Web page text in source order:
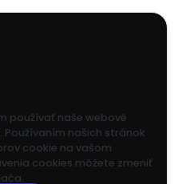
používať naše webové
Používaním našich stránok
cookie na vašom
cookies môžete zmeniť